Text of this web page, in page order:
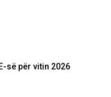
së për vitin 2026